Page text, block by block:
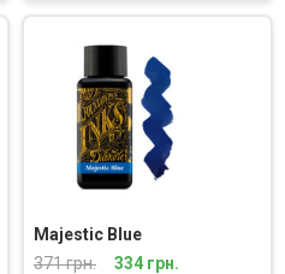
Majestic Blue
371 грн.
334 грн.